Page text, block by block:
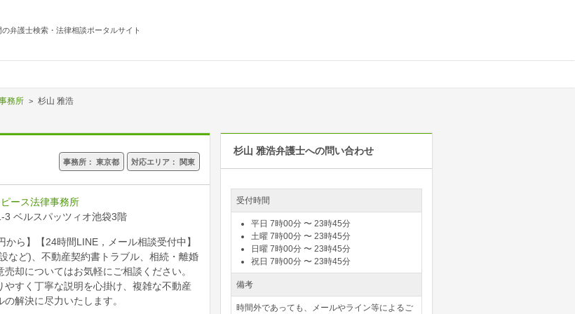
弁護士検索・法律相談ポータルサイト
務所 杉山 雅浩
事務所： 東京都 対応エリア： 関東
ース法律事務所
3 ベルスパッツィオ池袋3階
から】
【24時間LINE，メール相談受付中】
など)、不動産契約書トラブル、相続・離婚
売却についてはお気軽にご相談ください。
やすく丁寧な説明を心掛け、複雑な不動産
解決に尽力いたします。
杉山 雅浩弁護士への問い合わせ
受付時間
平日 7時00分 〜 23時45分
土曜 7時00分 〜 23時45分
日曜 7時00分 〜 23時45分
祝日 7時00分 〜 23時45分
備考
時間外であっても、メールやライン等によるご